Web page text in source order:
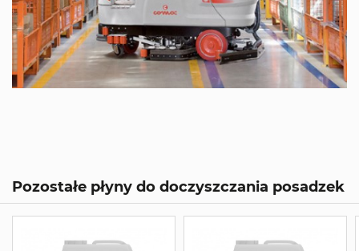
Pozostałe płyny do doczyszczania posadzek